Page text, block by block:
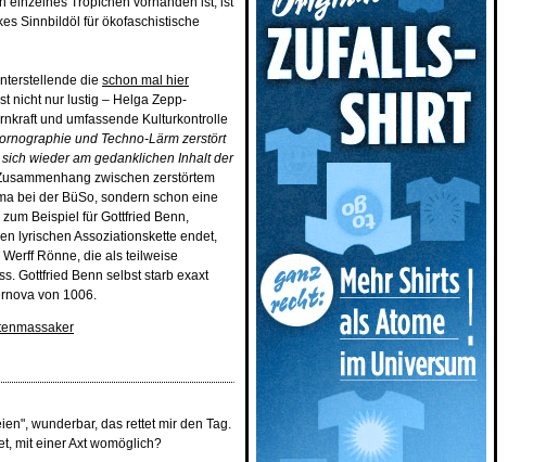
Sinnbildöl für ökofaschistische
die schon mal hier
nicht nur lustig – Helga Zepp-
und umfassende Kulturkontrolle
und Techno-Lärm zerstört
wieder am gedanklichen Inhalt der
zwischen zerstörtem
bei der BüSo, sondern schon eine
Beispiel für Gottfried Benn,
lyrischen Assoziationskette endet,
Rönne, die als teilweise
Gottfried Benn selbst starb exaxt
von 1006.
wunderbar, das rettet mir den Tag.
mit einer Axt womöglich?